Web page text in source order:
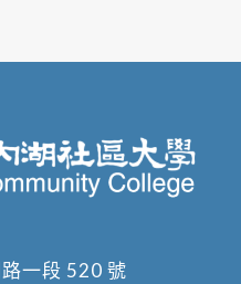
一段 520 號